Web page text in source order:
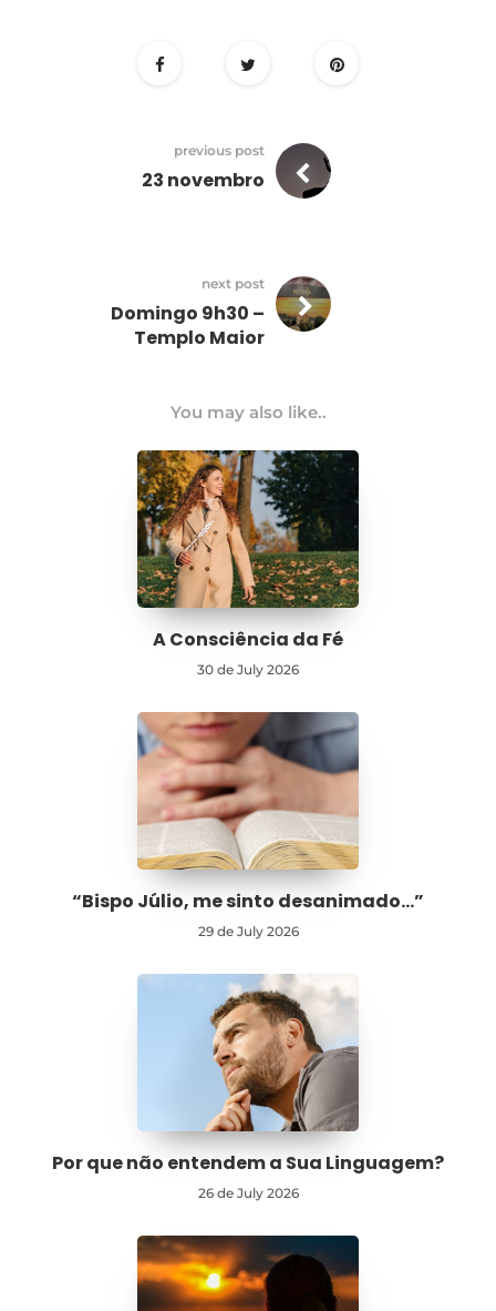
previous post
23 novembro
next post
Domingo 9h30 –
Templo Maior
You may also like..
A Consciência da Fé
30 de July 2026
“Bispo Júlio, me sinto desanimado…”
29 de July 2026
Por que não entendem a Sua Linguagem?
26 de July 2026